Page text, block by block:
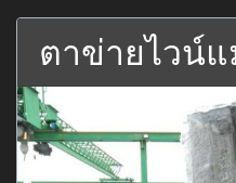
ตาข่ายไวน์